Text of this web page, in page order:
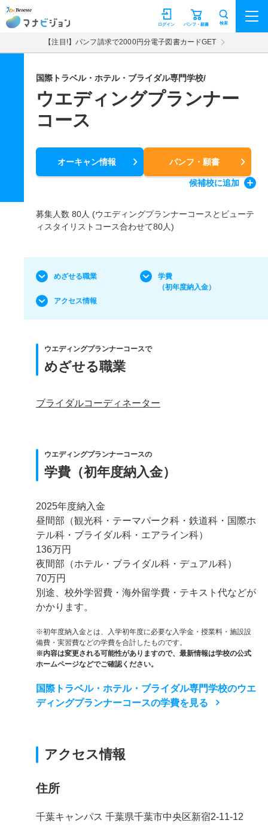
マナビジョン パンフ・願書
ログイン 検索
【注目!】パンフ請求で2000円分電子図書カードGET
国際トラベル・ホテル・ブライダル専門学校/
ウエディングプランナー
コース
オーキャン情報 パンフ・願書
候補校に追加
募集人数 80人 (ウエディングプランナーコースとビューテ
ィスタイリストコース合わせて80人)
めざせる職業
学費
（初年度納入金）
アクセス情報
ウエディングプランナーコースで
めざせる職業
ブライダルコーディネーター
ウエディングプランナーコースの
学費（初年度納入金）
2025年度納入金
昼間部（観光科・テーマパーク科・鉄道科・国際ホ
テル科・ブライダル科・エアライン科）
136万円
夜間部（ホテル・ブライダル科・デュアル科）
70万円
別途、校外学習費・海外留学費・テキスト代などが
かかります。
※初年度納入金とは、入学初年度に必要な入学金・授業料・施設設
備費・実習費などの学費を合計したものです。
※内容は変更される可能性がありますので、最新情報は学校の公式
ホームページなどでご確認ください。
国際トラベル・ホテル・ブライダル専門学校のウエ
ディングプランナーコースの学費を見る
アクセス情報
住所
千葉キャンパス 千葉県千葉市中央区新宿2-11-12